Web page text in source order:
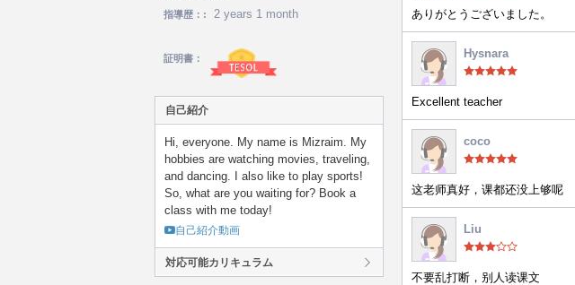
指導歴：: 2 years 1 month
証明書：
自己紹介
Hi, everyone. My name is Mizraim. My
hobbies are watching movies, traveling,
and dancing. I also like to play sports!
So, what are you waiting for? Book a
class with me today!
自己紹介動画
対応可能カリキュラム
ありがとうございました。
Hysnara
Excellent teacher
coco
这老师真好，课都还没上够呢
Liu
不要乱打断，别人读课文